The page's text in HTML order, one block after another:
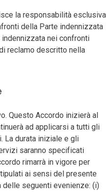
la responsabilità esclusiva
della Parte indennizzata
nei confronti
reclamo descritto nella
Questo Accordo inizierà al
ad applicarsi a tutti gli
La durata iniziale e gli
saranno specificati
rimarrà in vigore per
ai sensi del presente
delle seguenti evenienze: (i)